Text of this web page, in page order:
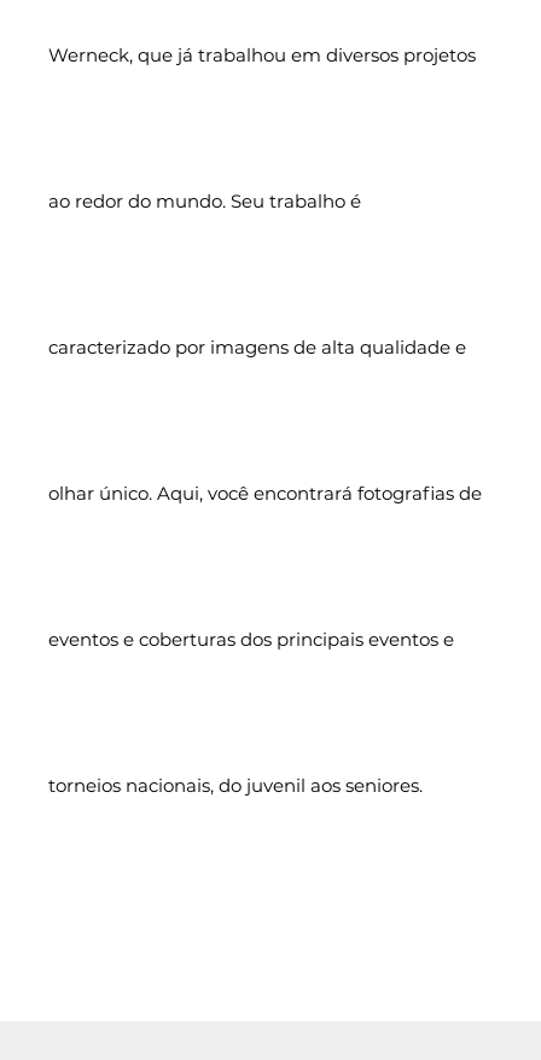
Werneck, que já trabalhou em diversos projetos
ao redor do mundo. Seu trabalho é
caracterizado por imagens de alta qualidade e
olhar único. Aqui, você encontrará fotografias de
eventos e coberturas dos principais eventos e
torneios nacionais, do juvenil aos seniores.